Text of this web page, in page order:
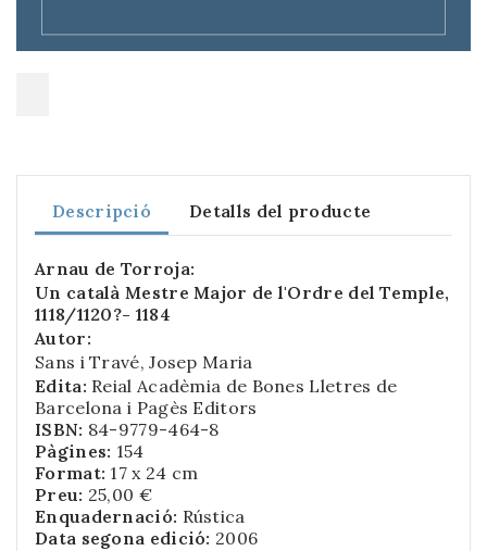
Descripció Detalls del producte
Arnau de Torroja:
Un català Mestre Major de l'Ordre del Temple,
1118/1120?- 1184
Autor:
Sans i Travé, Josep Maria
Edita: Reial Acadèmia de Bones Lletres de
Barcelona i Pagès Editors
ISBN: 84-9779-464-8
Pàgines: 154
Format: 17 x 24 cm
Preu: 25,00 €
Enquadernació: Rústica
Data segona edició: 2006